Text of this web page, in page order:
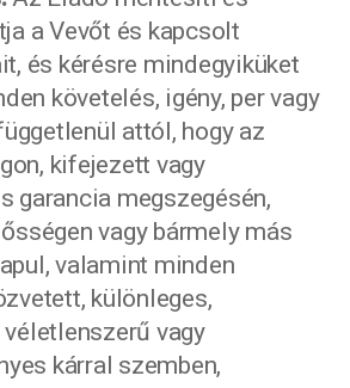
a Vevőt és kapcsolt
és kérésre mindegyiküket
követelés, igény, per vagy
attól, hogy az
kifejezett vagy
garancia megszegésén,
vagy bármely más
valamint minden
különleges,
vagy
kárral szemben,